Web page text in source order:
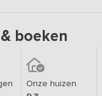
boeken
Onze huizen